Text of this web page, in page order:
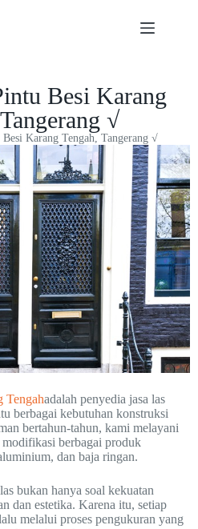
Besi Karang
√
Karang Tengah, Tangerang √
Tengahadalah penyedia jasa las
berbagai kebutuhan konstruksi
bertahun-tahun, kami melayani
berbagai produk
dan baja ringan.
bukan hanya soal kekuatan
dan estetika. Karena itu, setiap
melalui proses pengukuran yang